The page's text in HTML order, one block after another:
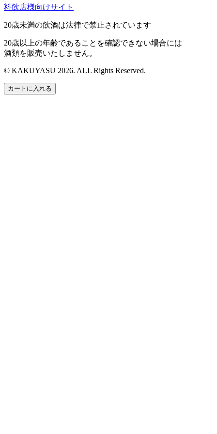
料飲店様向けサイト
20歳未満の飲酒は法律で禁止されています
20歳以上の年齢であることを確認できない場合には
酒類を販売いたしません。
© KAKUYASU 2026. ALL Rights Reserved.
カートに入れる